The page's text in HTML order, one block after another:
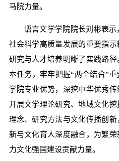
马院力量。
语言文学学院院长刘彬表
社会科学高质量发展的重要指
研究与人才培养明晰了实践路
本任务，牢牢把握“两个结合”
学院专业优势，深挖中华优秀
开展文学理论研究、地域文化
理念、研究方法与文化传播创
新与文化育人深度融合，为繁
力文化强国建设贡献力量。